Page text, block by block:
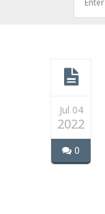
Jul 04
2022
0